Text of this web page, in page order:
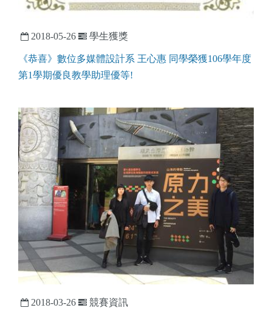
2018-05-26 學生獲獎
《恭喜》數位多媒體設計系 王心惠 同學榮獲106學年度
第1學期優良教學助理優等!
2018-03-26 競賽資訊